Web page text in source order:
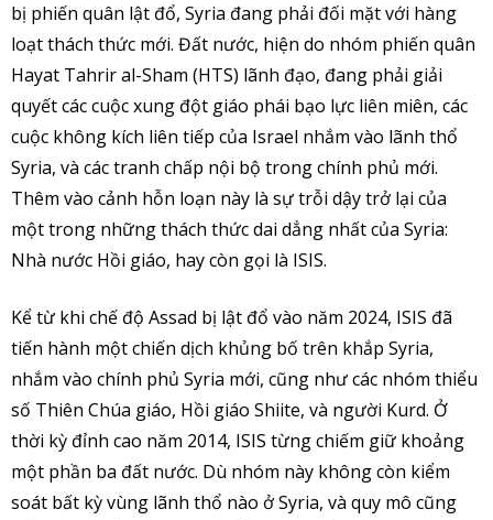
bị phiến quân lật đổ, Syria đang phải đối mặt với hàng
loạt thách thức mới. Đất nước, hiện do nhóm phiến quân
Hayat Tahrir al-Sham (HTS) lãnh đạo, đang phải giải
quyết các cuộc xung đột giáo phái bạo lực liên miên, các
cuộc không kích liên tiếp của Israel nhắm vào lãnh thổ
Syria, và các tranh chấp nội bộ trong chính phủ mới.
Thêm vào cảnh hỗn loạn này là sự trỗi dậy trở lại của
một trong những thách thức dai dẳng nhất của Syria:
Nhà nước Hồi giáo, hay còn gọi là ISIS.
Kể từ khi chế độ Assad bị lật đổ vào năm 2024, ISIS đã
tiến hành một chiến dịch khủng bố trên khắp Syria,
nhắm vào chính phủ Syria mới, cũng như các nhóm thiểu
số Thiên Chúa giáo, Hồi giáo Shiite, và người Kurd. Ở
thời kỳ đỉnh cao năm 2014, ISIS từng chiếm giữ khoảng
một phần ba đất nước. Dù nhóm này không còn kiểm
soát bất kỳ vùng lãnh thổ nào ở Syria, và quy mô cũng